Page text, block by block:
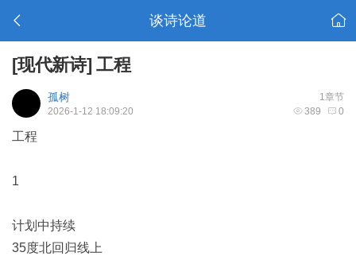
谈诗论道
[现代新诗] 工程
1章节
孤树
389 0
2026-1-12 18:09:20
工程
1
计划中持续
35度北回归线上